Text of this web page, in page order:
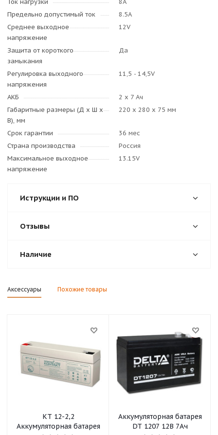
Ток нагрузки
8А
Предельно допустимый ток
8.5А
Среднее выходное
напряжение
12V
Защита от короткого
замыкания
Да
Регулировка выходного
напряжения
11,5 - 14,5V
АКБ
2 x 7 Ач
Габаритные размеры (Д x Ш x
В), мм
220 х 280 х 75 мм
Срок гарантии
36 мес
Страна производства
Россия
Максимальное выходное
напряжение
13.15V
Иструкции и ПО
Отзывы
Наличие
Аксессуары Похожие товары
КТ 12-2,2
Аккумуляторная батарея
Аккумуляторная батарея
DT 1207 12B 7Ач